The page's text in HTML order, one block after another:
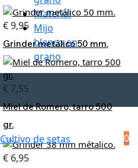
Material
Mijo
blanco en
grano
€9,95
Grinder metálico 50 mm.
€ 7,55
Miel de Romero, tarro 500
gr.
€6,95
0